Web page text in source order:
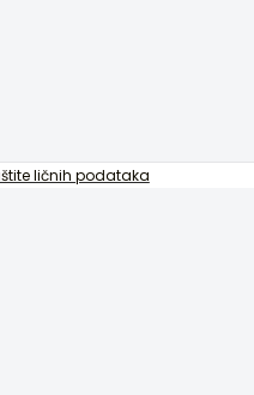
ličnih podataka